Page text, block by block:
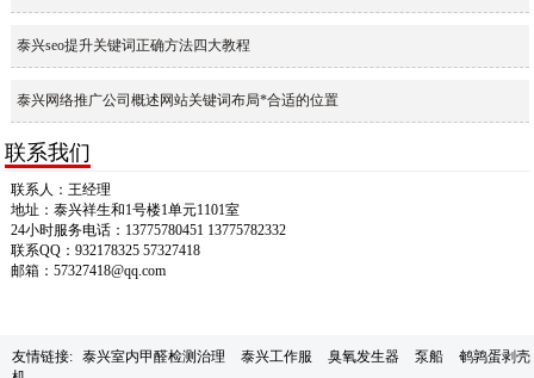
泰兴seo提升关键词正确方法四大教程
泰兴网络推广公司概述网站关键词布局*合适的位置
联系我们
联系人：王经理
地址：泰兴祥生和1号楼1单元1101室
24小时服务电话：13775780451 13775782332
联系QQ：932178325 57327418
邮箱：57327418@qq.com
友情链接: 泰兴室内甲醛检测治理 泰兴工作服 臭氧发生器 泵船
鹌鹑蛋剥壳